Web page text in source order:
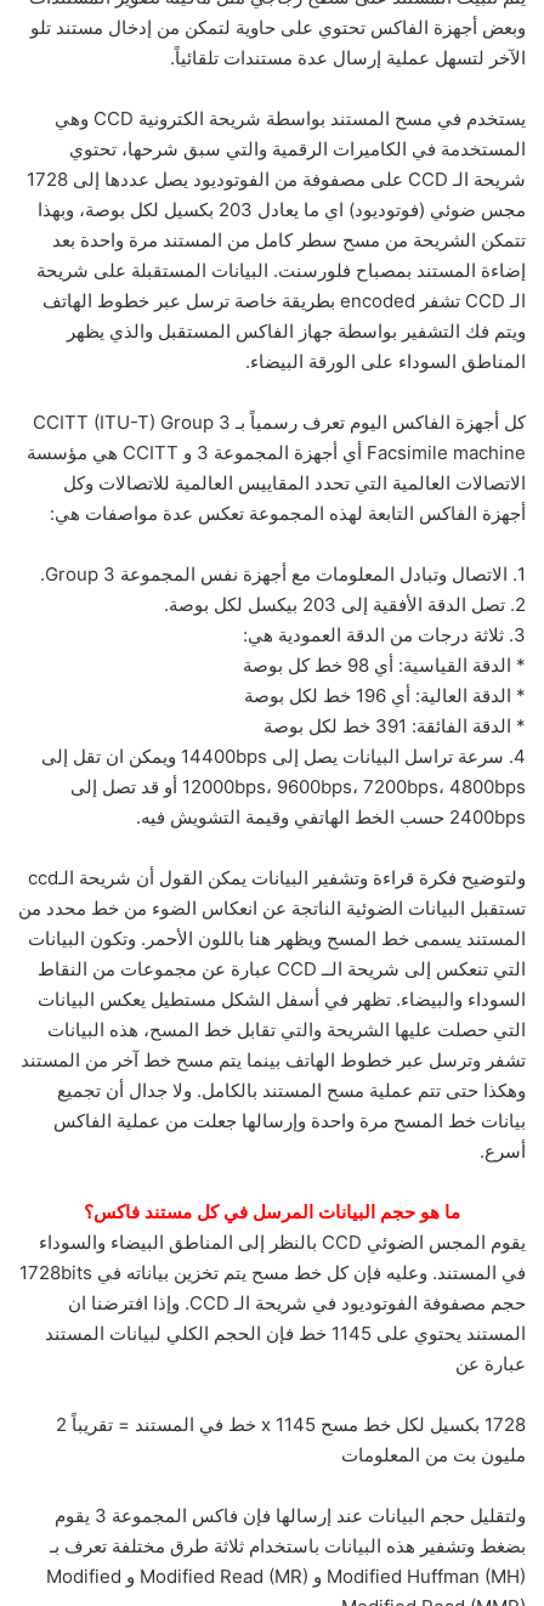
وبعض أجهزة الفاكس تحتوي على حاوية لتمكن من إدخال مستند تلو
الآخر لتسهل عملية إرسال عدة مستندات تلقائياً.
يستخدم في مسح المستند بواسطة شريحة الكترونية CCD وهي
المستخدمة في الكاميرات الرقمية والتي سبق شرحها، تحتوي
شريحة الـ CCD على مصفوفة من الفوتوديود يصل عددها إلى 1728
مجس ضوئي (فوتوديود) اي ما يعادل 203 بكسيل لكل بوصة، وبهذا
تتمكن الشريحة من مسح سطر كامل من المستند مرة واحدة بعد
إضاءة المستند بمصباح فلورسنت. البيانات المستقبلة على شريحة
الـ CCD تشفر encoded بطريقة خاصة ترسل عبر خطوط الهاتف
ويتم فك التشفير بواسطة جهاز الفاكس المستقبل والذي يظهر
المناطق السوداء على الورقة البيضاء.
كل أجهزة الفاكس اليوم تعرف رسمياً بـ CCITT (ITU-T) Group 3
Facsimile machine أي أجهزة المجموعة 3 و CCITT هي مؤسسة
الاتصالات العالمية التي تحدد المقاييس العالمية للاتصالات وكل
أجهزة الفاكس التابعة لهذه المجموعة تعكس عدة مواصفات هي:
1. الاتصال وتبادل المعلومات مع أجهزة نفس المجموعة Group 3.
2. تصل الدقة الأفقية إلى 203 بيكسل لكل بوصة.
3. ثلاثة درجات من الدقة العمودية هي:
* الدقة القياسية: أي 98 خط كل بوصة
* الدقة العالية: أي 196 خط لكل بوصة
* الدقة الفائقة: 391 خط لكل بوصة
4. سرعة تراسل البيانات يصل إلى 14400bps ويمكن ان تقل إلى
12000bps، 9600bps، 7200bps، 4800bps أو قد تصل إلى
2400bps حسب الخط الهاتفي وقيمة التشويش فيه.
ولتوضيح فكرة قراءة وتشفير البيانات يمكن القول أن شريحة الـccd
تستقبل البيانات الضوئية الناتجة عن انعكاس الضوء من خط محدد من
المستند يسمى خط المسح ويظهر هنا باللون الأحمر. وتكون البيانات
التي تنعكس إلى شريحة الــ CCD عبارة عن مجموعات من النقاط
السوداء والبيضاء. تظهر في أسفل الشكل مستطيل يعكس البيانات
التي حصلت عليها الشريحة والتي تقابل خط المسح، هذه البيانات
تشفر وترسل عبر خطوط الهاتف بينما يتم مسح خط آخر من المستند
وهكذا حتى تتم عملية مسح المستند بالكامل. ولا جدال أن تجميع
بيانات خط المسح مرة واحدة وإرسالها جعلت من عملية الفاكس
أسرع.
ما هو حجم البيانات المرسل في كل مستند فاكس؟
يقوم المجس الضوئي CCD بالنظر إلى المناطق البيضاء والسوداء
في المستند. وعليه فإن كل خط مسح يتم تخزين بياناته في 1728bits
حجم مصفوفة الفوتوديود في شريحة الـ CCD. وإذا افترضنا ان
المستند يحتوي على 1145 خط فإن الحجم الكلي لبيانات المستند
عبارة عن
1728 بكسيل لكل خط مسح x 1145 خط في المستند = تقريباً 2
مليون بت من المعلومات
ولتقليل حجم البيانات عند إرسالها فإن فاكس المجموعة 3 يقوم
بضغط وتشفير هذه البيانات باستخدام ثلاثة طرق مختلفة تعرف بـ
Modified Huffman (MH) و Modified Read (MR) و Modified